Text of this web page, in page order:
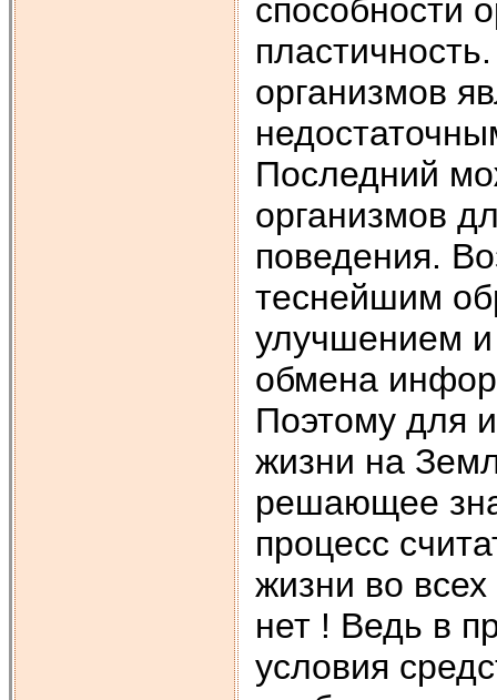
способности
организмов
Последний
организмов
поведения.
теснейшим
улучшением
обмена
Поэтому для
жизни на
решающее
процесс
жизни во
нет ! Ведь в
условия